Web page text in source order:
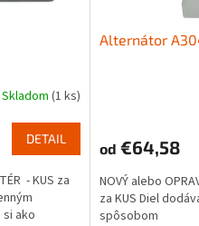
Skladom (1 ks)
DETAIL
- KUS za
ako
Alternátor
od €64,58
NOVÝ alebo
za KUS Diel
spôsobom